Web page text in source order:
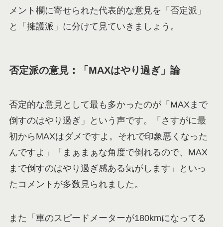
メント欄に寄せられた代表的な意見を「否定派」
と「擁護派」に分けて見ていきましょう。
否定派の意見：「MAXはやり過ぎ」論
否定的な意見として最も多かったのが「MAXまで
倒すのはやり過ぎ」という声です。「さすがに最
初からMAXはダメですよ。それで印象悪くなった
んですよ」「まぁまぁな角度で倒れるので、MAX
まで倒すのはやり過ぎ感ある気がします」といっ
たコメントが多数見られました。
また「車のスピードメーターが180kmになってる